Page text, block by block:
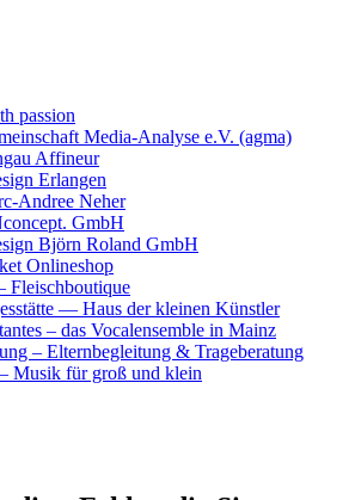
passion
Media-Analyse e.V. (agma)
Affineur
Erlangen
Andree Neher
GmbH
Björn Roland GmbH
Onlineshop
Fleischboutique
— Haus der kleinen Künstler
– das Vocalensemble in Mainz
– Elternbegleitung & Trageberatung
Musik für groß und klein